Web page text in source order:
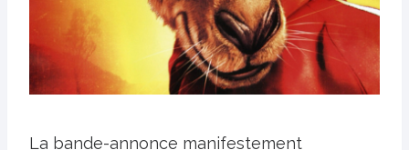
La bande-annonce manifestement